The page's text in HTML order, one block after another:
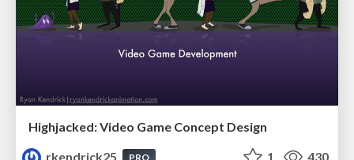
Highjacked: Video Game Concept Design
rkendrick25
PRO 1 430